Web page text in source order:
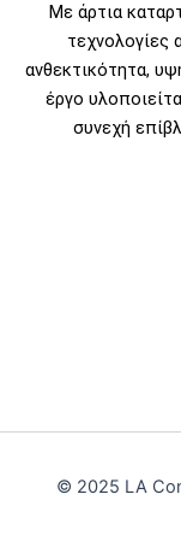
Με άρτια
τεχνολογίες
ανθεκτικότητα,
έργο
συνεχή
© 2025 LA